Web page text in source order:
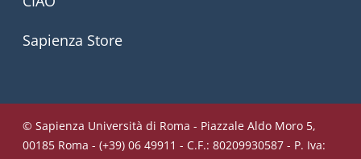
Sapienza Store
© Sapienza Università di Roma - Piazzale Aldo Moro 5,
00185 Roma - (+39) 06 49911 - C.F.: 80209930587 - P. Iva: